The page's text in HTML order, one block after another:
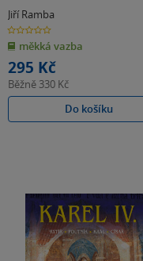
Jiří Ramba
0.0
z
5
hvězdiček
měkká vazba
295 Kč
Běžně 330 Kč
Do košíku